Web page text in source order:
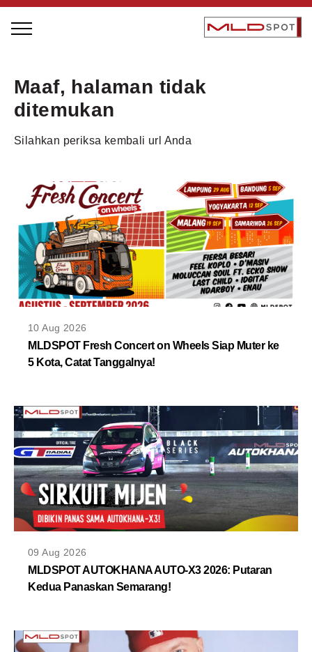
LOCAL GREATNESS
INSPIRING PRODUCTS
INSPIRING COMMUNITIES
TRENDING
EVENTS
MLDPODCAST
VIDEOS
MLDPOINTS
Maaf, halaman tidak
ditemukan
Silahkan periksa kembali url Anda
10 Aug 2026
MLDSPOT Fresh Concert on Wheels Siap Muter ke
5 Kota, Catat Tanggalnya!
09 Aug 2026
MLDSPOT AUTOKHANA AUTO-X3 2026: Putaran
Kedua Panaskan Semarang!